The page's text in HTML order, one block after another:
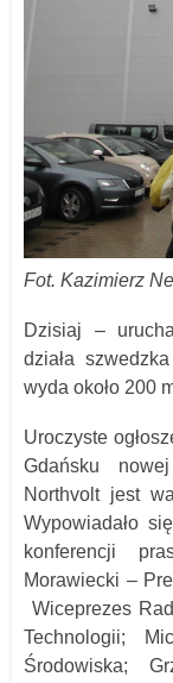
Fot. Kazimierz
Dzisiaj –
działa
wyda około 200
Uroczyste
Gdańsku
Northvolt jest
Wypowiadało
konferencji
Morawiecki –
Wiceprezes
Technologii;
Środowiska;